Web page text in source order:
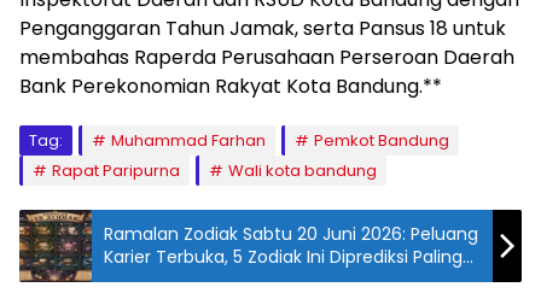
Penganggaran Tahun Jamak, serta Pansus 18 untuk
membahas Raperda Perusahaan Perseroan Daerah
Bank Perekonomian Rakyat Kota Bandung.**
Tag: Muhammad Farhan
Pemkot Bandung
Rapat Paripurna
Wali kota bandung
Ramalan Zodiak Sabtu 20 Juni 2026: Peluang
Karier Terbuka, 5 Zodiak Ini Diprediksi Paling
Beruntung